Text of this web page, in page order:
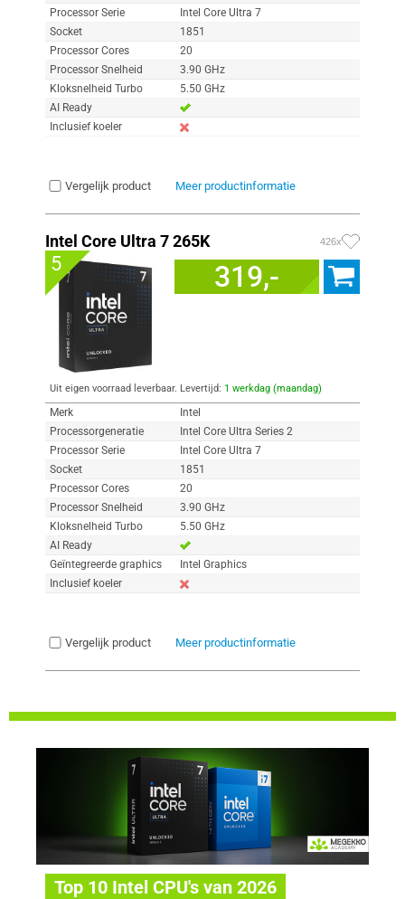
Processor Serie
Intel Core Ultra 7
Socket
1851
Processor Cores
20
Processor Snelheid
3.90 GHz
Kloksnelheid Turbo
5.50 GHz
AI Ready
Inclusief koeler
Vergelijk product Meer productinformatie
Intel Core Ultra 7 265K 426x
5 319,-
Uit eigen voorraad leverbaar. Levertijd: 1 werkdag (maandag)
Merk
Intel
Processorgeneratie
Intel Core Ultra Series 2
Processor Serie
Intel Core Ultra 7
Socket
1851
Processor Cores
20
Processor Snelheid
3.90 GHz
Kloksnelheid Turbo
5.50 GHz
AI Ready
Geïntegreerde graphics
Intel Graphics
Inclusief koeler
Vergelijk product Meer productinformatie
Top 10 Intel CPU's van 2026